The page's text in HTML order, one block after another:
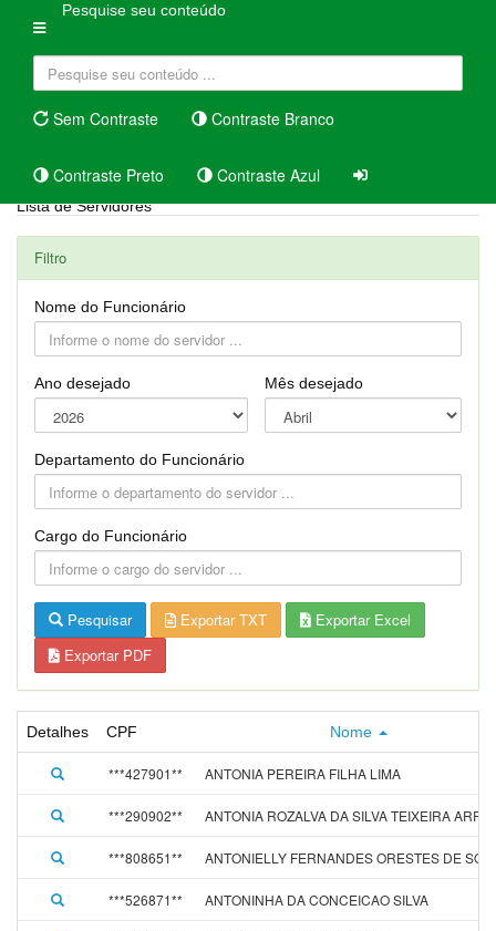
Pesquise seu conteúdo
Sem Contraste Contraste Branco
Contraste Preto Contraste Azul
Lista de Servidores
Filtro
Nome do Funcionário
Ano desejado Mês desejado
Departamento do Funcionário
Cargo do Funcionário
Pesquisar Exportar TXT
Exportar Excel
Exportar PDF
Detalhes CPF Nome
***427901** ANTONIA PEREIRA FILHA LIMA
***290902** ANTONIA ROZALVA DA SILVA TEIXEIRA
***808651** ANTONIELLY FERNANDES ORESTES DE
***526871** ANTONINHA DA CONCEICAO SILVA